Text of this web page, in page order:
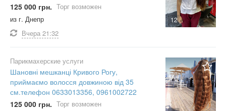
12
125 000 грн. Торг возможен
из г. Днепр
Вчера 21:32
Парикмахерские услуги
Шановні мешканці Кривого Рогу,
приймаємо волосся довжиною від 35
см.телефон 0633013356, 0961002722
125 000 грн. Торг возможен